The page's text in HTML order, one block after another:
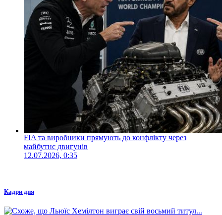
FIA та виробники прямують до конфлікту через
майбутнє двигунів
12.07.2026, 0:35
Кадри дня